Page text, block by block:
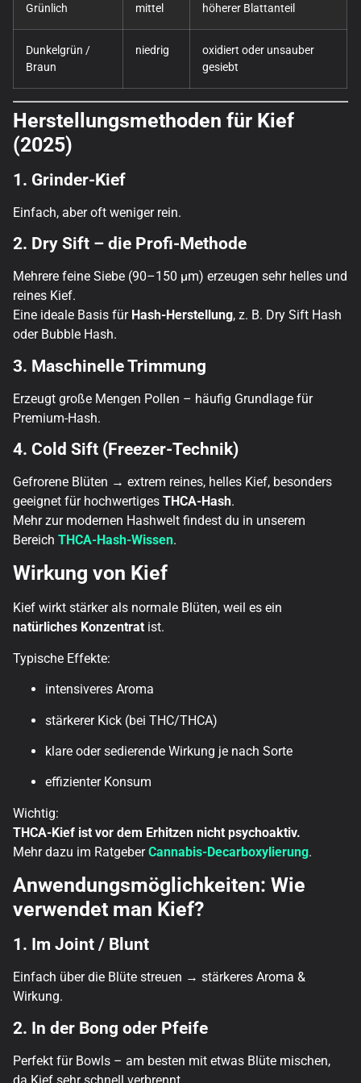
Grünlich mittel höherer Blattanteil
Dunkelgrün /
Braun
niedrig
oxidiert oder unsauber
gesiebt
Herstellungsmethoden für Kief
(2025)
1. Grinder-Kief
Einfach, aber oft weniger rein.
2. Dry Sift – die Profi-Methode
Mehrere feine Siebe (90–150 µm) erzeugen sehr helles und
reines Kief.
Eine ideale Basis für Hash-Herstellung, z. B. Dry Sift Hash
oder Bubble Hash.
3. Maschinelle Trimmung
Erzeugt große Mengen Pollen – häufig Grundlage für
Premium-Hash.
4. Cold Sift (Freezer-Technik)
Gefrorene Blüten → extrem reines, helles Kief, besonders
geeignet für hochwertigesTHCA-Hash.
Mehr zur modernen Hashwelt findest du in unserem
BereichTHCA-Hash-Wissen.
Wirkung von Kief
Kief wirkt stärker als normale Blüten, weil es ein
natürliches Konzentrat ist.
Typische Effekte:
intensiveres Aroma
stärkerer Kick (bei THC/THCA)
klare oder sedierende Wirkung je nach Sorte
effizienter Konsum
Wichtig:
THCA-Kief ist vor dem Erhitzen nicht psychoaktiv.
Mehr dazu im RatgeberCannabis-Decarboxylierung.
Anwendungsmöglichkeiten: Wie
verwendet man Kief?
1. Im Joint / Blunt
Einfach über die Blüte streuen → stärkeres Aroma &
Wirkung.
2. In der Bong oder Pfeife
Perfekt für Bowls – am besten mit etwas Blüte mischen,
da Kief sehr schnell verbrennt.